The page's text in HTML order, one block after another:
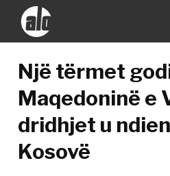
Një tërmet
Maqedoninë e
dridhjet u
Kosovë